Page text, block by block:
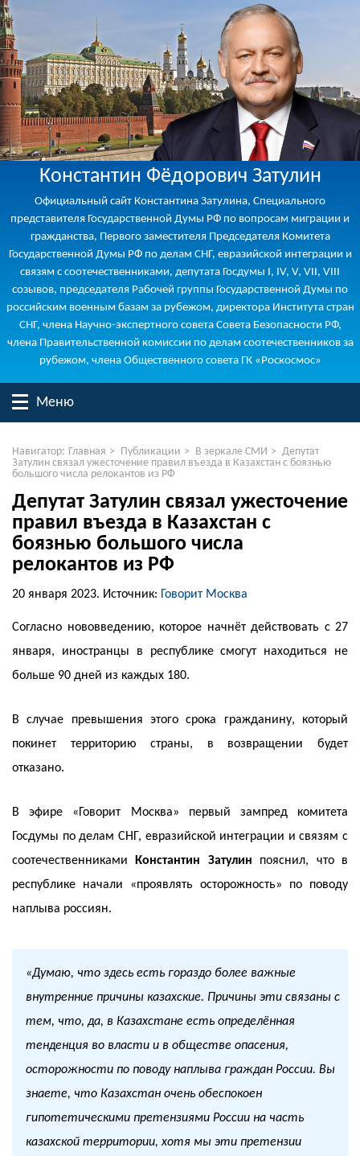
Константин Фёдорович Затулин
Официальный сайт Константина Затулина, Специального
представителя Государственной Думы РФ по вопросам миграции и
гражданства, Первого заместителя Председателя Комитета
Государственной Думы РФ по делам СНГ, евразийской интеграции и
связям с соотечественниками, депутата Госдумы I, IV, V, VII, VIII
созывов, председателя Рабочей группы Государственной Думы по
российским военным базам за рубежом, директора Института стран
СНГ, члена Научно-экспертного совета Совета Безопасности РФ,
члена Правительственной комиссии по делам соотечественников за
рубежом, члена Общественного совета ГК «Роскосмос»
Меню
Навигатор: Главная > Публикации > В зеркале СМИ > Депутат
Затулин связал ужесточение правил въезда в Казахстан с боязнью
большого числа релокантов из РФ
Депутат Затулин связал ужесточение
правил въезда в Казахстан с
боязнью большого числа
релокантов из РФ
20 января 2023. Источник: Говорит Москва
Согласно нововведению, которое начнёт действовать с 27
января, иностранцы в республике смогут находиться не
больше 90 дней из каждых 180.
В случае превышения этого срока гражданину, который
покинет территорию страны, в возвращении будет
отказано.
В эфире «Говорит Москва» первый зампред комитета
Госдумы по делам СНГ, евразийской интеграции и связям с
соотечественниками Константин Затулин пояснил, что в
республике начали «проявлять осторожность» по поводу
наплыва россиян.
«Думаю, что здесь есть гораздо более важные
внутренние причины казахские. Причины эти связаны с
тем, что, да, в Казахстане есть определённая
тенденция во власти и в обществе опасения,
осторожности по поводу наплыва граждан России. Вы
знаете, что Казахстан очень обеспокоен
гипотетическими претензиями России на часть
казахской территории, хотя мы эти претензии